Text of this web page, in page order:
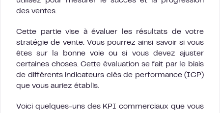
des ventes.
Cette partie vise à évaluer les résultats de votre
stratégie de vente. Vous pourrez ainsi savoir si vous
êtes sur la bonne voie ou si vous devez ajuster
certaines choses. Cette évaluation se fait par le biais
de différents indicateurs clés de performance (ICP)
que vous auriez établis.
Voici quelques-uns des KPI commerciaux que vous